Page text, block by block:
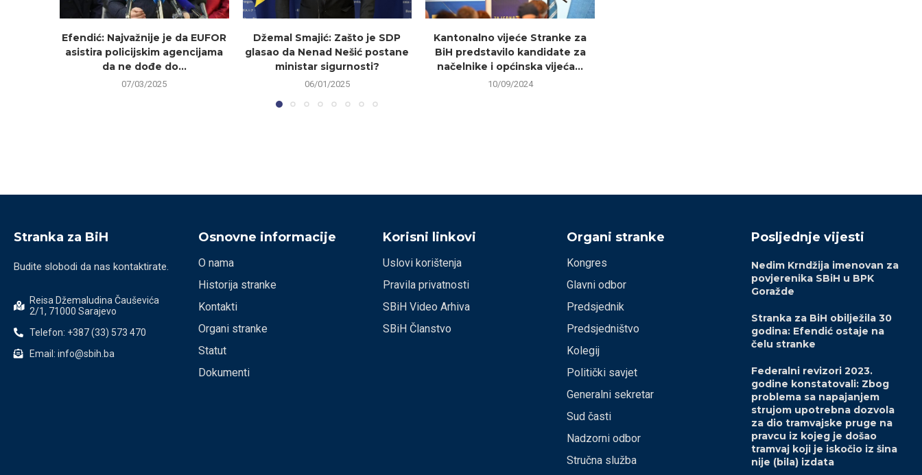
Efendić: Najvažnije je da EUFOR
asistira policijskim agencijama
da ne dođe do...
07/03/2025
Džemal Smajić: Zašto je SDP
glasao da Nenad Nešić postane
ministar sigurnosti?
06/01/2025
Kantonalno vijeće Stranke za
BiH predstavilo kandidate za
načelnike i općinska vijeća...
10/09/2024
Stranka za BiH
Budite slobodi da nas kontaktirate.
Reisa Džemaludina Čauševića
2/1, 71000 Sarajevo
Telefon: +387 (33) 573 470
Email: info@sbih.ba
Osnovne informacije
O nama
Historija stranke
Kontakti
Organi stranke
Statut
Dokumenti
Korisni linkovi
Uslovi korištenja
Pravila privatnosti
SBiH Video Arhiva
SBiH Članstvo
Organi stranke
Kongres
Glavni odbor
Predsjednik
Predsjedništvo
Kolegij
Politički savjet
Generalni sekretar
Sud časti
Nadzorni odbor
Stručna služba
Posljednje vijesti
Nedim Krndžija imenovan za
povjerenika SBiH u BPK
Goražde
Stranka za BiH obilježila 30
godina: Efendić ostaje na
čelu stranke
Federalni revizori 2023.
godine konstatovali: Zbog
problema sa napajanjem
strujom upotrebna dozvola
za dio tramvajske pruge na
pravcu iz kojeg je došao
tramvaj koji je iskočio iz šina
nije (bila) izdata